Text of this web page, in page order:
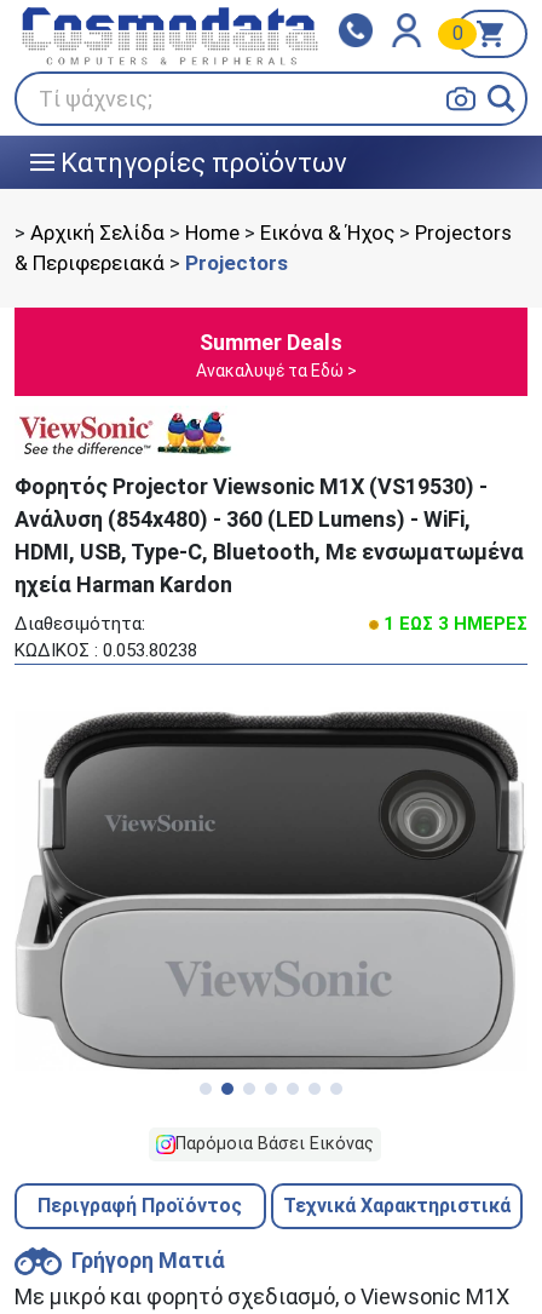
Τί ψάχνεις;
0
||| Κατηγορίες προϊόντων
Klarna
Πληρώστε σε 3
άτοκες δόσεις
BOX NOW
> Αρχική Σελίδα > Home > Εικόνα & Ήχος > Projectors
& Περιφερειακά > Projectors
Summer Deals
Ανακαλυψέ τα Εδώ >
Φορητός Projector Viewsonic M1X (VS19530) -
Ανάλυση (854x480) - 360 (LED Lumens) - WiFi,
HDMI, USB, Type-C, Bluetooth, Με ενσωματωμένα
ηχεία Harman Kardon
Διαθεσιμότητα:
1 ΕΩΣ 3 ΗΜΕΡΕΣ
ΚΩΔΙΚΟΣ : 0.053.80238
Παρόμοια Βάσει Εικόνας
Περιγραφή Προϊόντος Τεχνικά Χαρακτηριστικά
Γρήγορη Ματιά
Με μικρό και φορητό σχεδιασμό, ο Viewsonic M1X